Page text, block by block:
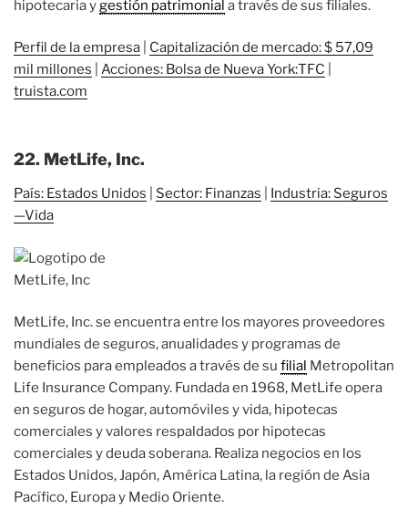
hipotecaria ygestión patrimonial a través de sus filiales.
Perfil de la empresa
Capitalización de mercado: $ 57,09
mil millones
Acciones: Bolsa de Nueva York:TFC
truista.com
22. MetLife, Inc.
País: Estados Unidos Sector: Finanzas
Industria: Seguros
—Vida
MetLife, Inc. se encuentra entre los mayores proveedores
mundiales de seguros, anualidades y programas de
beneficios para empleados a través de su filial Metropolitan
Life Insurance Company. Fundada en 1968, MetLife opera
en seguros de hogar, automóviles y vida, hipotecas
comerciales y valores respaldados por hipotecas
comerciales y deuda soberana. Realiza negocios en los
Estados Unidos, Japón, América Latina, la región de Asia
Pacífico, Europa y Medio Oriente.